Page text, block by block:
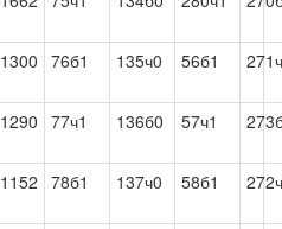
1300 76б1 135ч0 56б1
1290 77ч1 136б0 57ч1
1152 78б1 137ч0 58б1